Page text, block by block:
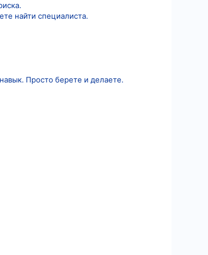
найти специалиста.
Просто берете и делаете.